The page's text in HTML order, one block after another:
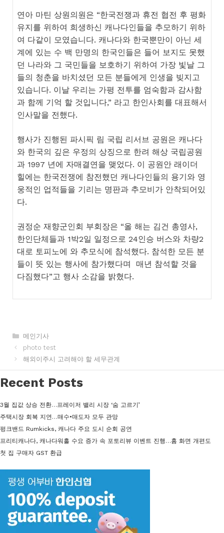
연아 마틴 상원의원은 “한국전쟁과 휴전 협전 후 평화
유지를 위하여 희생하신 캐나다인들을 추모하기 위하
여 다같이 모였습니다. 캐나다와 한국뿐만이 아닌 세
계에 있는 수 백 만명의 한국인들은 들어 보지도 못했
던 나라와 그 국민들을 보호하기 위하여 가장 빛날 그
들의 청춘을 바치셨던 모든 분들에게 인생을 빚지고
있습니다. 이날 우리는 가평 전투를 엄숙함과 감사함
과 함께 기억 할 것입니다,” 라고 한인사회를 대표해서
인사말을 전했다.
행사가 진행된 파시픽 림 국립 리서브 공원은 캐나다
와 한국의 깊은 우정의 상징으로 한려 해상 국립공원
과 1997 년에 자매결연을 맺었다. 이 공원안 래이더
힐에는 한국전쟁에 참전했던 캐나다인들의 용기와 영
웅적인 업적들을 기리는 명판과 추모비가 안착되어있
다.
권정순 재향군인회 부회장은 “올 해는 김건 총영사,
한인단체들과 1박2일 일정으로 24인승 버스와 차량2
대로 토피노에 와 추모식에 참석했다. 참석한 모든 분
들이 뜻 있는 행사에 참가했다며 매년 참석할 것을
다짐했다”고 행사 소감을 밝혔다.
카
테
고
리
메인기사
photo test
해외이주시 고려해야 할 세무관계
Recent Posts
3월 집값 상승 전환…프레이저 밸리 시장 ‘숨 고르기’
주택시장 회복 지연…매수•매도자 모두 관망
펑크밴드 Rumkicks, 캐나다 주요 도시 순회 공연
프리티캐나다, 캐나다워홀 수요 증가 속 포토리뷰 이벤트 진행…홈 화면 개편도
첫 집 구매자 GST 환급